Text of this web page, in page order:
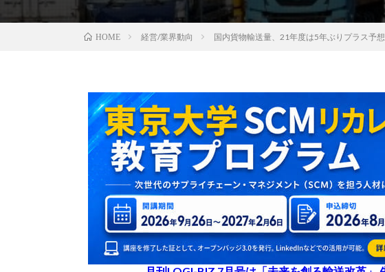
HOME 経営/業界動向 国内貨物輸送量、21年度は5年ぶりプラス予